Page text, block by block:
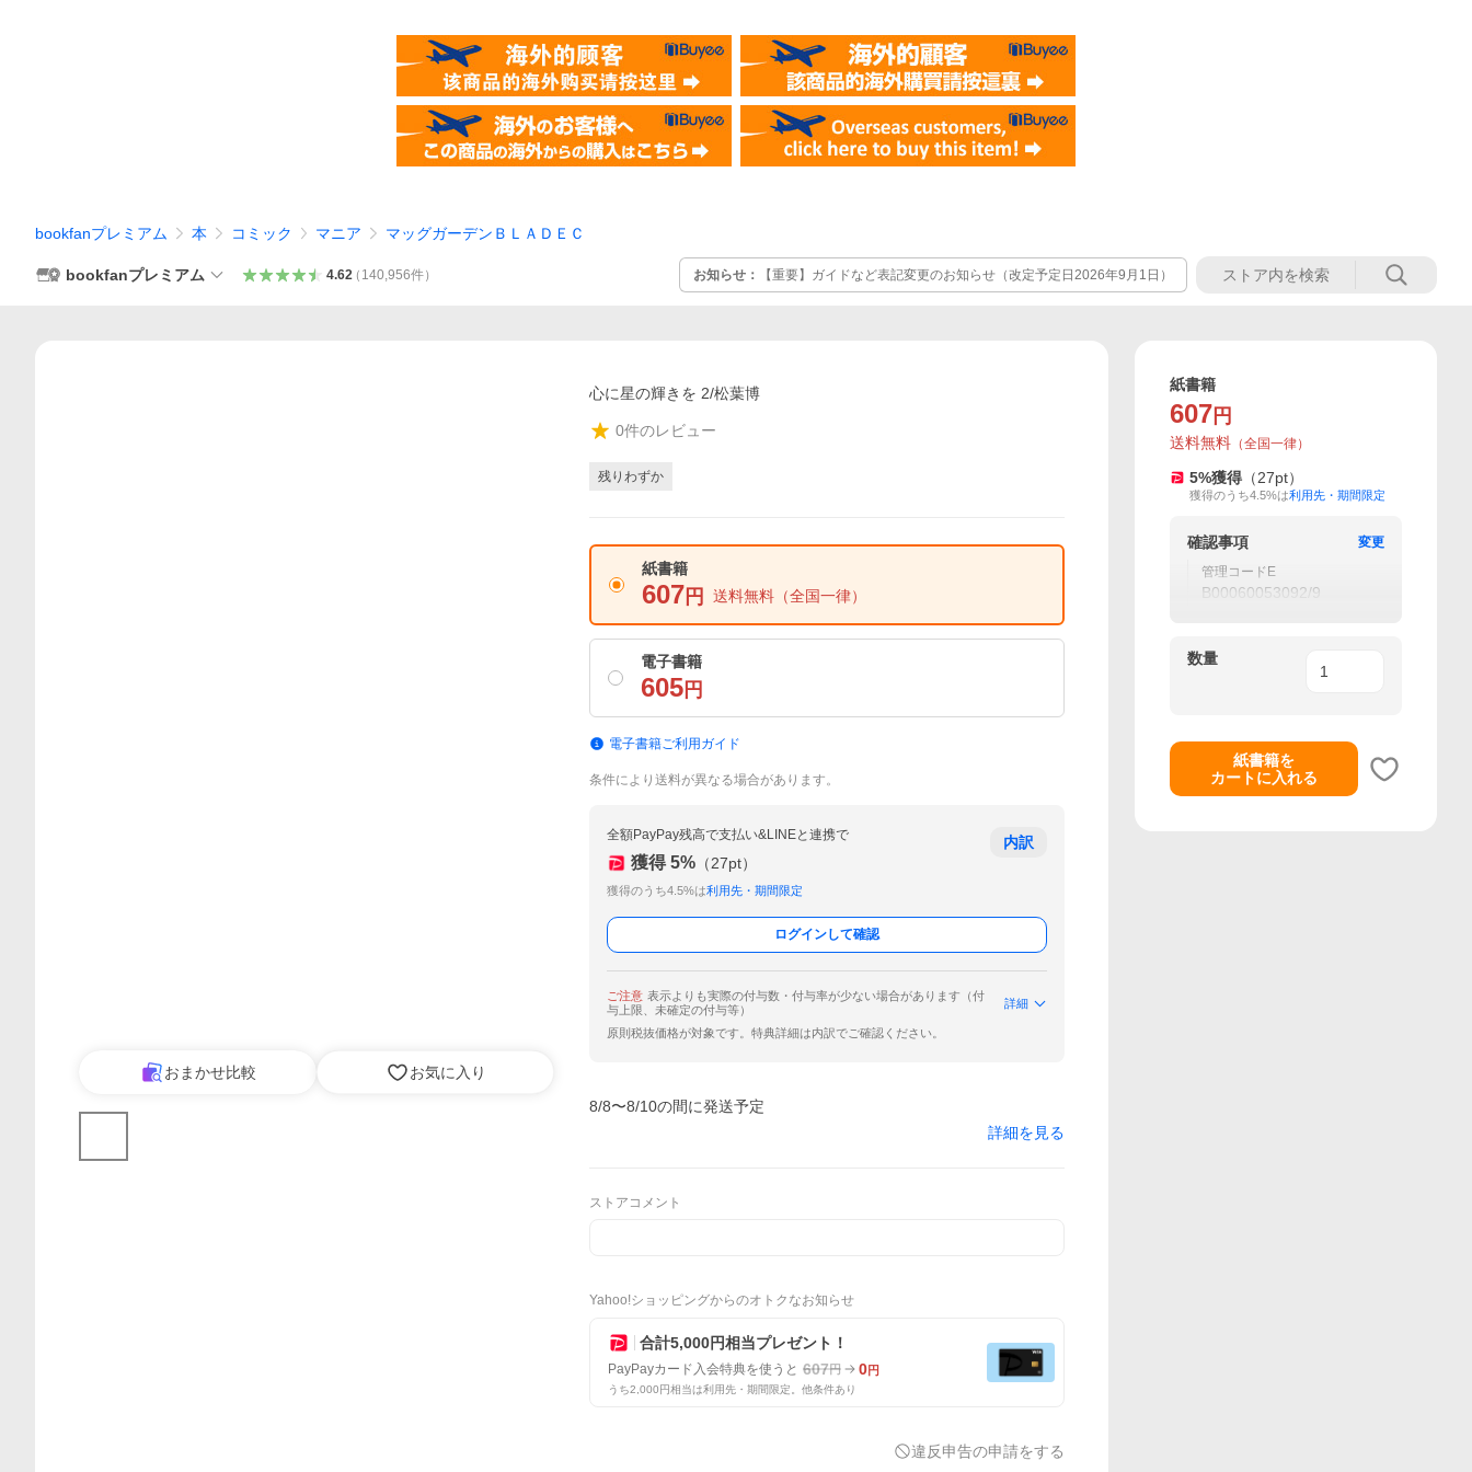
bookfanプレミアム 本 コミック マニア マッグガーデンＢＬＡＤＥＣ
bookfanプレミアム 4.62（ 140,956件） お知らせ： 【重要】ガイドなど表記変更のお知らせ（改定予定日2026年9月1日）
おまかせ比較 お気に入り
心に星の輝きを 2/松葉博
0件のレビュー
残りわずか
紙書籍
607 円 送料無料 （全国一律）
電子書籍
605 円
電子書籍ご利用ガイド
条件により送料が異なる場合があります。
全額PayPay残高で支払い&LINEと連携で
獲得 5% （27pt）
獲得のうち4.5%は利用先・期間限定
内訳
ログインして確認
ご注意 表示よりも実際の付与数・付与率が少ない場合があります（付
与上限、未確定の付与等）
詳細
原則税抜価格が対象です。特典詳細は内訳でご確認ください。
8/8〜8/10の間に発送予定
詳細を見る
ストアコメント
Yahoo!ショッピングからのオトクなお知らせ
合計5,000円相当プレゼント！
PayPayカード入会特典を使うと 607円 0円
うち2,000円相当は利用先・期間限定。他条件あり
違反申告の申請をする
紙書籍
607 円
送料無料 （全国一律）
5%獲得 （27pt）
獲得のうち4.5%は利用先・期間限定
確認事項
変更
管理コードE
B00060053092/9
数量
紙書籍を
カートに入れる